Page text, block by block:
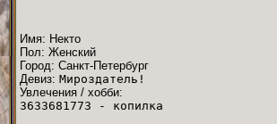
Имя: Некто
Пол: Женский
Город: Санкт-Петербург
Девиз: Мироздатель!
Увлечения / хобби:
3633681773 - копилка